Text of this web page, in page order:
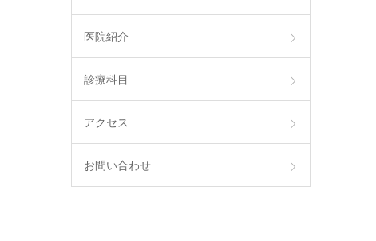
医院紹介
診療科目
アクセス
お問い合わせ